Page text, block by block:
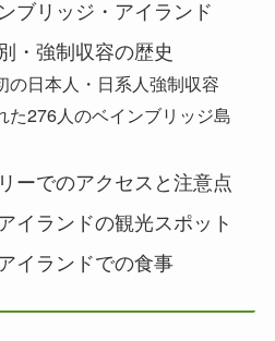
ブリッジ・アイランド
・強制収容の歴史
の日本人・日系人強制収容
た276人のベインブリッジ島
ーでのアクセスと注意点
イランドの観光スポット
イランドでの食事